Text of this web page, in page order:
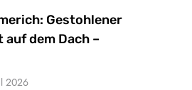
Gestohlener
auf dem Dach –
2026